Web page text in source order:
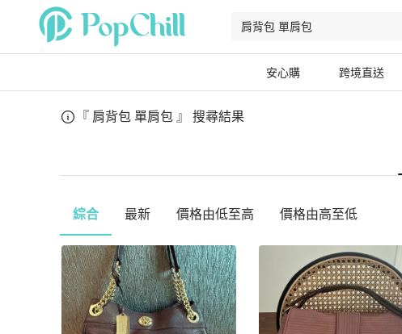
安心購 跨境直送
『 肩背包 單肩包 』 搜尋結果
綜合 最新 價格由低至高 價格由高至低